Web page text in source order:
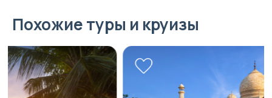
Похожие туры и круизы